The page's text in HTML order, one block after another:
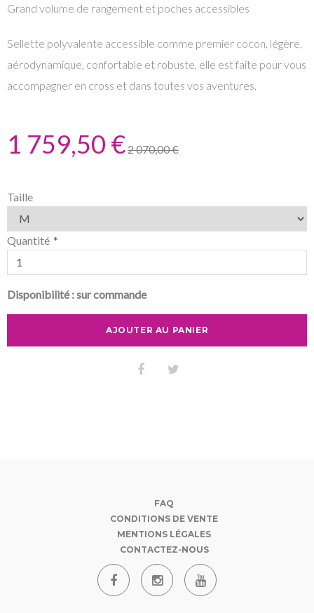
Grand volume de rangement et poches accessibles
Sellette polyvalente accessible comme premier cocon, légère,
aérodynamique, confortable et robuste, elle est faite pour vous
accompagner en cross et dans toutes vos aventures.
1 759,50 €2 070,00 €
Taille
Quantité
Disponibilité :sur commande
AJOUTER AU PANIER
FAQ
CONDITIONS DE VENTE
MENTIONS LÉGALES
CONTACTEZ-NOUS